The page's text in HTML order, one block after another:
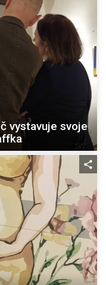
vystavuje svoje